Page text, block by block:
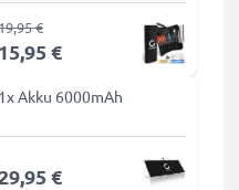
15,95 €
€
1x Akku 6000mAh
29,95 €